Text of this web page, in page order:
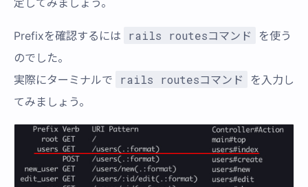
Prefixを確認するには rails routesコマンド
を使う
のでした。
実際にターミナルで
rails routesコマンド
を入力し
てみましょう。